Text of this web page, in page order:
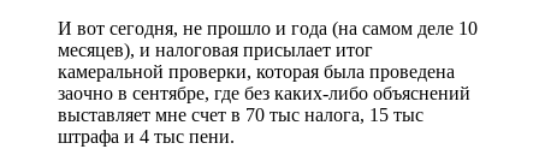
И вот сегодня, не прошло и года (на самом деле 10
месяцев), и налоговая присылает итог
камеральной проверки, которая была проведена
заочно в сентябре, где без каких-либо объяснений
выставляет мне счет в 70 тыс налога, 15 тыс
штрафа и 4 тыс пени.